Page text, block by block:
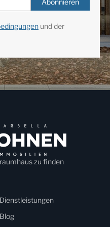
Abonnieren
und der
zu finden
Dienstleistungen
Blog